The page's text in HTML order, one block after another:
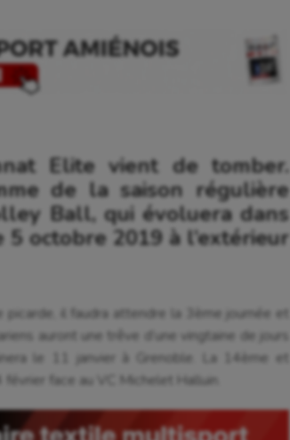
Elite vient de tomber.
de la saison régulière
Ball, qui évoluera dans
octobre 2019 à l’extérieur
il faudra attendre la 3ème journée et
auront une trêve d’une vingtaine de jours
le 11 janvier à Grenoble. La 14ème et
face au VC Michelet Halluin.